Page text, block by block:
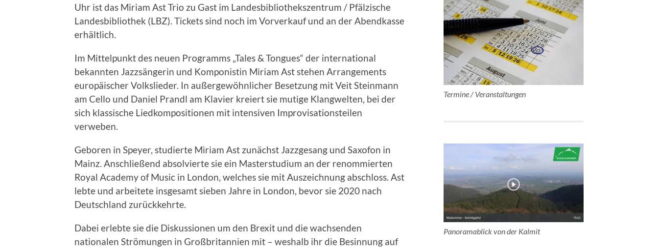
Uhr ist das Miriam Ast Trio zu Gast im Landesbibliothekszentrum / Pfälzische
Landesbibliothek (LBZ). Tickets sind noch im Vorverkauf und an der Abendkasse
erhältlich.
Im Mittelpunkt des neuen Programms „Tales & Tongues“ der international
bekannten Jazzsängerin und Komponistin Miriam Ast stehen Arrangements
europäischer Volkslieder. In außergewöhnlicher Besetzung mit Veit Steinmann
am Cello und Daniel Prandl am Klavier kreiert sie mutige Klangwelten, bei der
sich klassische Liedkompositionen mit intensiven Improvisationsteilen
verweben.
Geboren in Speyer, studierte Miriam Ast zunächst Jazzgesang und Saxofon in
Mainz. Anschließend absolvierte sie ein Masterstudium an der renommierten
Royal Academy of Music in London, welches sie mit Auszeichnung abschloss. Ast
lebte und arbeitete insgesamt sieben Jahre in London, bevor sie 2020 nach
Deutschland zurückkehrte.
Dabei erlebte sie die Diskussionen um den Brexit und die wachsenden
nationalen Strömungen in Großbritannien mit – weshalb ihr die Besinnung auf
Termine / Veranstaltungen
Panoramablick von der Kalmit